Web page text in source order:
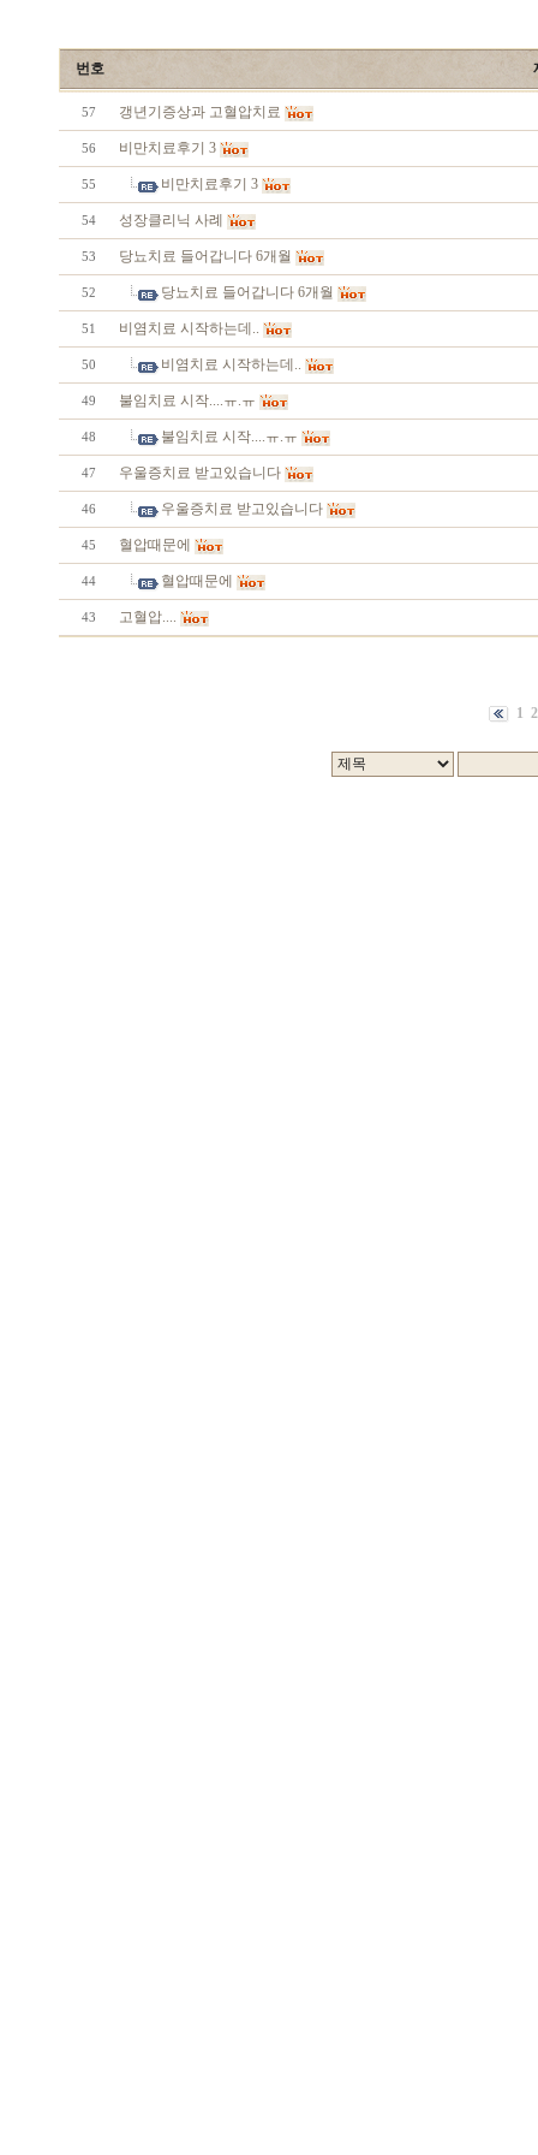
번호
57 갱년기증상과 고혈압치료
56 비만치료후기 3
55 비만치료후기 3
54 성장클리닉 사례
53 당뇨치료 들어갑니다 6개월
52 당뇨치료 들어갑니다 6개월
51 비염치료 시작하는데..
50 비염치료 시작하는데..
49 불임치료 시작....ㅠ.ㅠ
48 불임치료 시작....ㅠ.ㅠ
47 우울증치료 받고있습니다
46 우울증치료 받고있습니다
45 혈압때문에
44 혈압때문에
43 고혈압....
1 2